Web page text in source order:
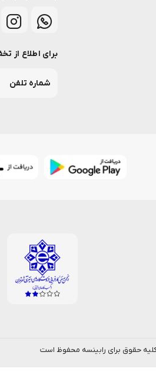
برای اطلاع از
کلیه حقوق برای رابینسه محفوظ است